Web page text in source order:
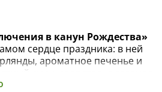
в канун Рождества»
сердце праздника: в ней
ароматное печенье и
смех, озорство, а главное
волшебство.